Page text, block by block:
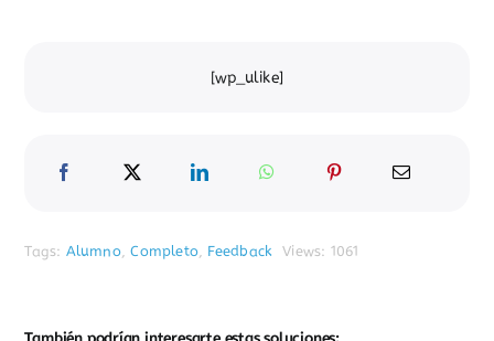
[wp_ulike]
Tags: Alumno,Completo, Feedback Views: 1061